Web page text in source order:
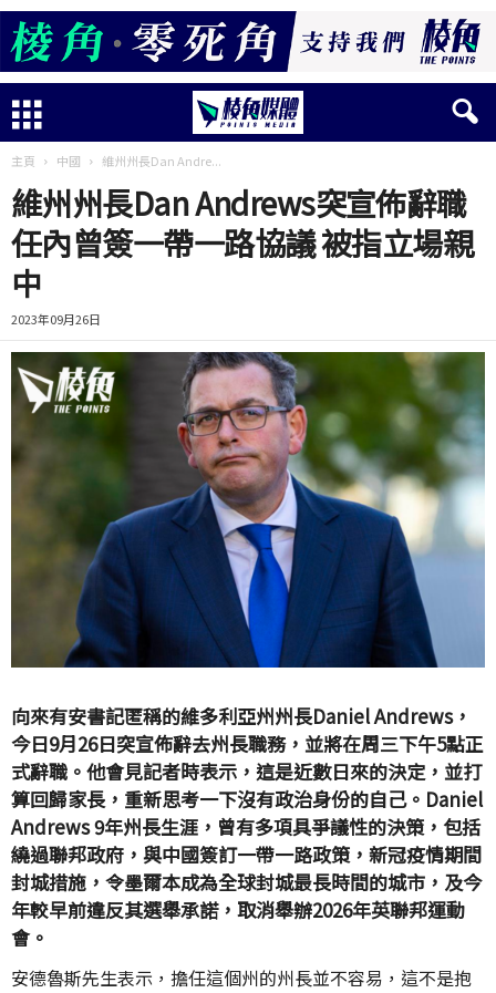
主頁 中國 維州州長Dan Andre...
維州州長Dan Andrews突宣佈辭職
任內曾簽一帶一路協議 被指立場親
中
2023年09月26日
向來有安書記匿稱的維多利亞州州長Daniel Andrews，
今日9月26日突宣佈辭去州長職務，並將在周三下午5點正
式辭職。他會見記者時表示，這是近數日來的決定，並打
算回歸家長，重新思考一下沒有政治身份的自己。Daniel
Andrews 9年州長生涯，曾有多項具爭議性的決策，包括
繞過聯邦政府，與中國簽訂一帶一路政策，新冠疫情期間
封城措施，令墨爾本成為全球封城最長時間的城市，及今
年較早前違反其選舉承諾，取消舉辦2026年英聯邦運動
會。
安德魯斯先生表示，擔任這個州的州長並不容易，這不是抱